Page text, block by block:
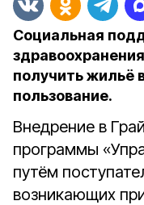
Социальная
получить жильё
пользование.
Внедрение в
программы
путём
возникающих